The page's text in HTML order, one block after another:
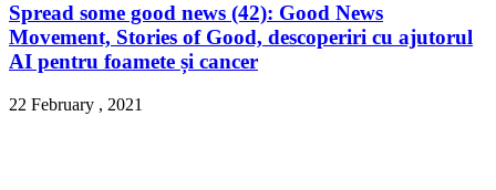
Spread some good news (42): Good News
Movement, Stories of Good, descoperiri cu ajutorul
AI pentru foamete și cancer
22 February , 2021